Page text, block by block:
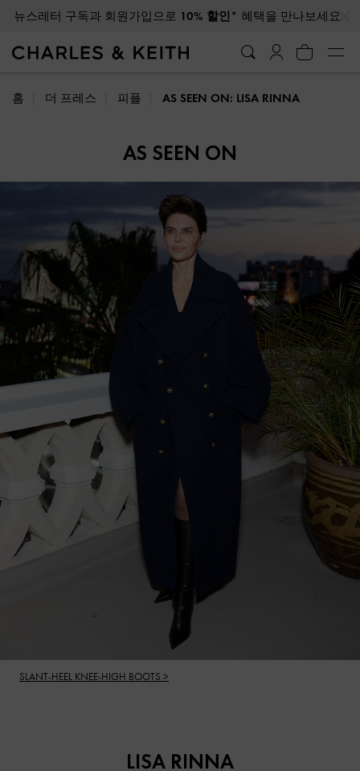
뉴스레터 구독과 회원가입으로 10% 할인* 혜택을 만나보세요.
홈 더 프레스 피플 AS SEEN ON: LISA RINNA
AS SEEN ON
SLANT-HEEL KNEE-HIGH BOOTS >
LISA RINNA